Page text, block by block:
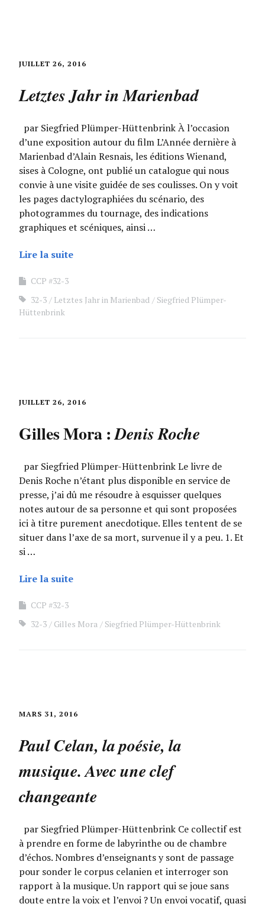
JUILLET 26, 2016
Letztes Jahr in Marienbad
par Siegfried Plümper-Hüttenbrink À l’occasion
d’une exposition autour du film L’Année dernière à
Marienbad d’Alain Resnais, les éditions Wienand,
sises à Cologne, ont publié un catalogue qui nous
convie à une visite guidée de ses coulisses. On y voit
les pages dactylographiées du scénario, des
photogrammes du tournage, des indications
graphiques et scéniques, ainsi …
Lire la suite
CCP #32-3
32-3
Letztes Jahr in Marienbad
Siegfried Plümper-
Hüttenbrink
JUILLET 26, 2016
Gilles Mora :Denis Roche
par Siegfried Plümper-Hüttenbrink Le livre de
Denis Roche n’étant plus disponible en service de
presse, j’ai dû me résoudre à esquisser quelques
notes autour de sa personne et qui sont proposées
ici à titre purement anecdotique. Elles tentent de se
situer dans l’axe de sa mort, survenue il y a peu. 1. Et
si …
Lire la suite
CCP #32-3
32-3
Gilles Mora Siegfried Plümper-Hüttenbrink
MARS 31, 2016
Paul Celan, la poésie, la
musique. Avec une clef
changeante
par Siegfried Plümper-Hüttenbrink Ce collectif est
à prendre en forme de labyrinthe ou de chambre
d’échos. Nombres d’enseignants y sont de passage
pour sonder le corpus celanien et interroger son
rapport à la musique. Un rapport qui se joue sans
doute entre la voix et l’envoi ? Un envoi vocatif, quasi